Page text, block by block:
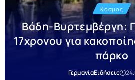
Κόσμος
Βάδη-Βυρτεμβέργη:
17χρονου για
πάρκο
ΓερμανίαΕιδήσεις